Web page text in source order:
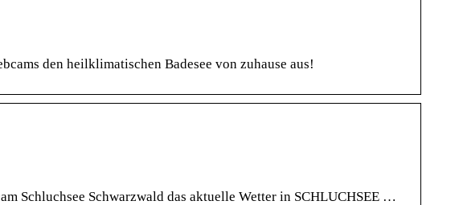
den heilklimatischen Badesee von zuhause aus!
Schluchsee Schwarzwald das aktuelle Wetter in SCHLUCHSEE …